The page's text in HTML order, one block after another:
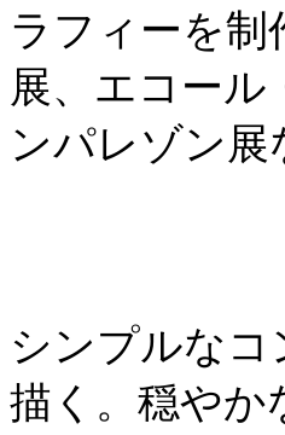
ラフィーを制
展、エコー
ンパレゾン
シンプルな
描く。穏やか